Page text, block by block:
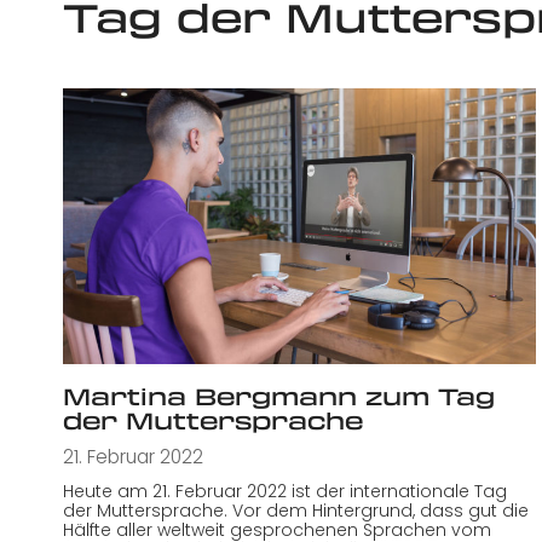
Tag der
Martina Bergmann zum Tag
der Muttersprache
21. Februar 2022
Heute am 21. Februar 2022 ist der internationale Tag
der Muttersprache. Vor dem Hintergrund, dass gut die
Hälfte aller weltweit gesprochenen Sprachen vom